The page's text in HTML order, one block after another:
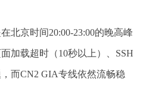
北京时间20:00-23:00的晚高峰
加载超时（10秒以上）、SSH
而CN2 GIA专线依然流畅稳